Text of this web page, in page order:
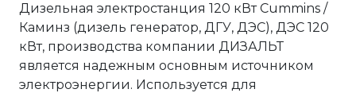
Дизельная электростанция 120 кВт Cummins /
Каминз (дизель генератор, ДГУ, ДЭС), ДЭС 120
кВт, производства компании ДИЗАЛЬТ
является надежным основным источником
электроэнергии. Используется для